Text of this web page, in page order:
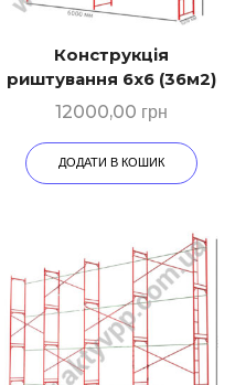
Конструкція
риштування 6х6 (36м2)
12000,00 грн
ДОДАТИ В КОШИК